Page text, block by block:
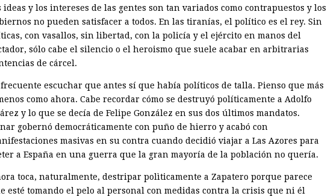
ideas y los intereses de las gentes son tan variados como contrapuestos y los
no pueden satisfacer a todos. En las tiranías, el político es el rey. Sin
con vasallos, sin libertad, con la policía y el ejército en manos del
sólo cabe el silencio o el heroismo que suele acabar en arbitrarias
de cárcel.
frecuente escuchar que antes sí que había políticos de talla. Pienso que más
como ahora. Cabe recordar cómo se destruyó políticamente a Adolfo
y lo que se decía de Felipe González en sus dos últimos mandatos.
gobernó democráticamente con puño de hierro y acabó con
masivas en su contra cuando decidió viajar a Las Azores para
a España en una guerra que la gran mayoría de la población no quería.
toca, naturalmente, destripar polìticamente a Zapatero porque parece
esté tomando el pelo al personal con medidas contra la crisis que ni él